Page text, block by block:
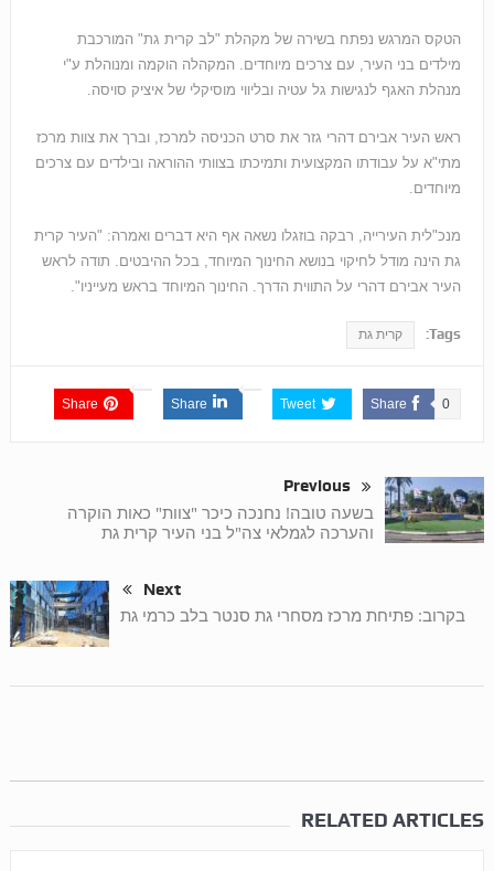
הטקס המרגש נפתח בשירה של מקהלת "לב קרית גת" המורכבת
מילדים בני העיר, עם צרכים מיוחדים. המקהלה הוקמה ומנוהלת ע"י
מנהלת האגף לנגישות גל עטיה ובליווי מוסיקלי של איציק סויסה.
ראש העיר אבירם דהרי גזר את סרט הכניסה למרכז, וברך את צוות מרכז
מתי"א על עבודתו המקצועית ותמיכתו בצוותי ההוראה ובילדים עם צרכים
מיוחדים.
מנכ"לית העירייה, רבקה בוזגלו נשאה אף היא דברים ואמרה: "העיר קרית
גת הינה מודל לחיקוי בנושא החינוך המיוחד, בכל ההיבטים. תודה לראש
העיר אבירם דהרי על התווית הדרך. החינוך המיוחד בראש מעייניו".
Tags: קרית גת
Share 0
Tweet
Share
Share
Previous
בשעה טובה! נחנכה כיכר "צוות" כאות הוקרה
והערכה לגמלאי צה"ל בני העיר קרית גת
Next
בקרוב: פתיחת מרכז מסחרי גת סנטר בלב כרמי גת
RELATED ARTICLES